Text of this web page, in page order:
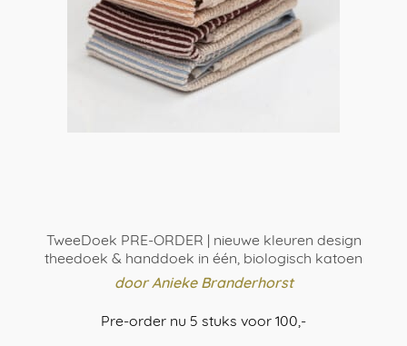
TweeDoek PRE-ORDER | nieuwe kleuren design
theedoek & handdoek in één, biologisch katoen
door Anieke Branderhorst
Pre-order nu 5 stuks voor 100,-